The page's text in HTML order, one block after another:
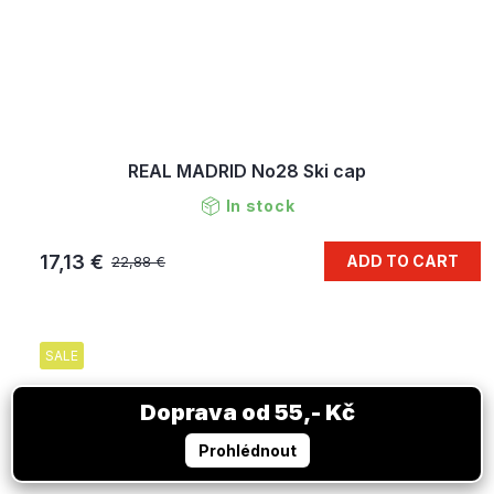
REAL MADRID No28 Ski cap
In stock
22,88 €
17,13 € ADD TO CART
SALE